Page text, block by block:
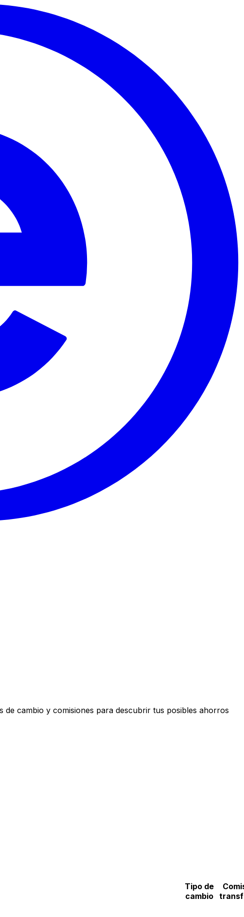
cambio y comisiones para descubrir tus posibles ahorros
Tipo de
cambio